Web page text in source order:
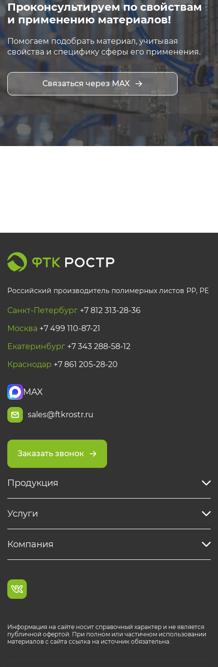
Проконсультируем по свойствам
и применению материалов!
Помогаем подобрать материал, учитывая
свойства и специфику сферы его применения.
Связаться через MAX
Российский производитель полимерных листов РР, PE
Санкт-Петербург +7 812 313-28-36
Москва +7 499 110-87-21
Екатеринбург +7 343 288-58-12
Краснодар +7 861 205-28-20
MAX
sales@ftkrostr.ru
Заказать звонок
Продукция
Услуги
Компания
Информация на сайте носит справочный характер и не является
публичной офертой. При полном или частичном использовании
материалов с сайта ссылка на источник обязательна.